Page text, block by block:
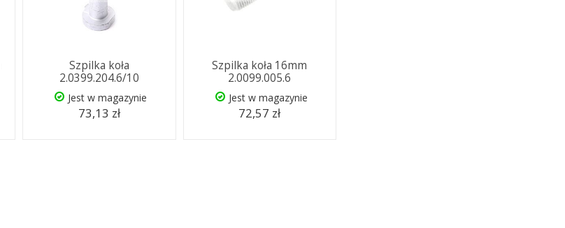
Szpilka koła
2.0399.204.6/10
Jest w magazynie
73,13 zł
Szpilka koła 16mm
2.0099.005.6
Jest w magazynie
72,57 zł